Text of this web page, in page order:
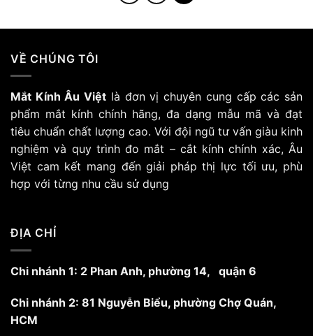
VỀ CHÚNG TÔI
Mắt Kính Âu Việt là đơn vị chuyên cung cấp các sản
phẩm mắt kính chính hãng, đa dạng mẫu mã và đạt
tiêu chuẩn chất lượng cao. Với đội ngũ tư vấn giàu kinh
nghiệm và quy trình đo mắt – cắt kính chính xác, Âu
Việt cam kết mang đến giải pháp thị lực tối ưu, phù
hợp với từng nhu cầu sử dụng
ĐỊA CHỈ
Chi nhánh 1: 2 Phan Anh, phường 14, quận 6
Chi nhánh 2: 81 Nguyễn Biểu, phường Chợ Quán,
HCM